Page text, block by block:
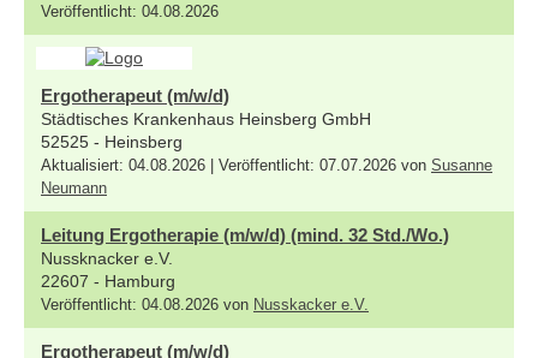
Veröffentlicht: 04.08.2026
Ergotherapeut (m/w/d)
Städtisches Krankenhaus Heinsberg GmbH
52525 - Heinsberg
Aktualisiert: 04.08.2026 | Veröffentlicht: 07.07.2026 von Susanne
Neumann
Leitung Ergotherapie (m/w/d) (mind. 32 Std./Wo.)
Nussknacker e.V.
22607 - Hamburg
Veröffentlicht: 04.08.2026 von Nusskacker e.V.
Ergotherapeut (m/w/d)